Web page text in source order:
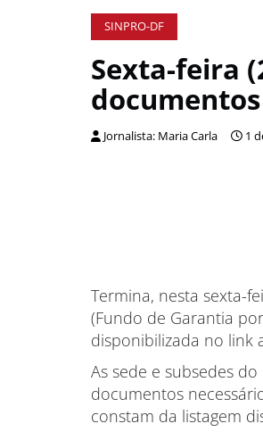
SINPRO-DF
Sexta-feira
documentos
Jornalista: Maria Carla 1
Termina, nesta sexta-
(Fundo de Garantia
disponibilizada no link
As sede e subsedes
documentos
constam da listagem